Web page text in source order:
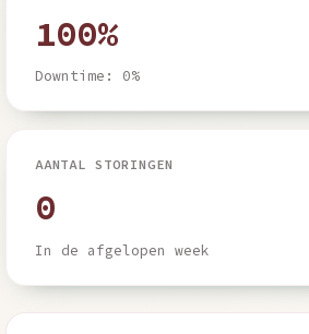
100%
Downtime: 0%
AANTAL STORINGEN
0
In de afgelopen week